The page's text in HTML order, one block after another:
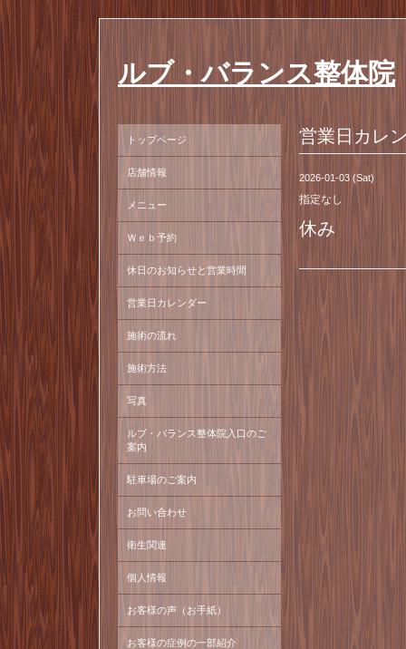
ルブ・バランス整体院
営業日カレ
2026-01-03 (Sat)
指定なし
休み
トップページ
店舗情報
メニュー
Ｗｅｂ予約
休日のお知らせと営業時間
営業日カレンダー
施術の流れ
施術方法
写真
ルブ・バランス整体院入口のご
案内
駐車場のご案内
お問い合わせ
衛生関連
個人情報
お客様の声（お手紙）
お客様の症例の一部紹介